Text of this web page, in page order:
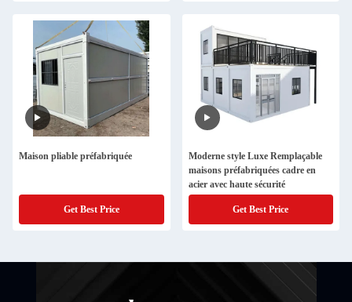
Maison pliable préfabriquée
Get Best Price
Moderne style Luxe Remplaçable
maisons préfabriquées cadre en
acier avec haute sécurité
Get Best Price